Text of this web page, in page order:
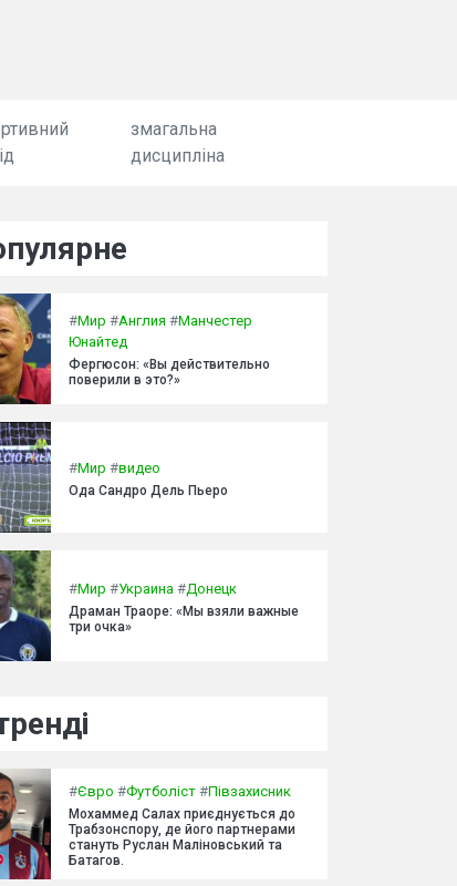
змагальна
дисципліна
#Мир #Англия #Манчестер
Юнайтед
Фергюсон: «Вы действительно
поверили в это?»
#Мир #видео
Ода Сандро Дель Пьеро
#Мир #Украина #Донецк
Драман Траоре: «Мы взяли важные
три очка»
#Євро #Футболіст #Півзахисник
Мохаммед Салах приєднується до
Трабзонспору, де його партнерами
стануть Руслан Маліновський та
Батагов.